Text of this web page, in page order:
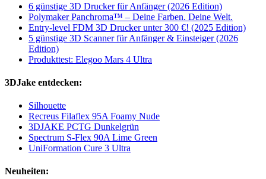
6 günstige 3D Drucker für Anfänger (2026 Edition)
Polymaker Panchroma™ – Deine Farben. Deine Welt.
Entry-level FDM 3D Drucker unter 300 €! (2025 Edition)
5 günstige 3D Scanner für Anfänger & Einsteiger (2026
Edition)
Produkttest: Elegoo Mars 4 Ultra
3DJake entdecken:
Silhouette
Recreus Filaflex 95A Foamy Nude
3DJAKE PCTG Dunkelgrün
Spectrum S-Flex 90A Lime Green
UniFormation Cure 3 Ultra
Neuheiten: